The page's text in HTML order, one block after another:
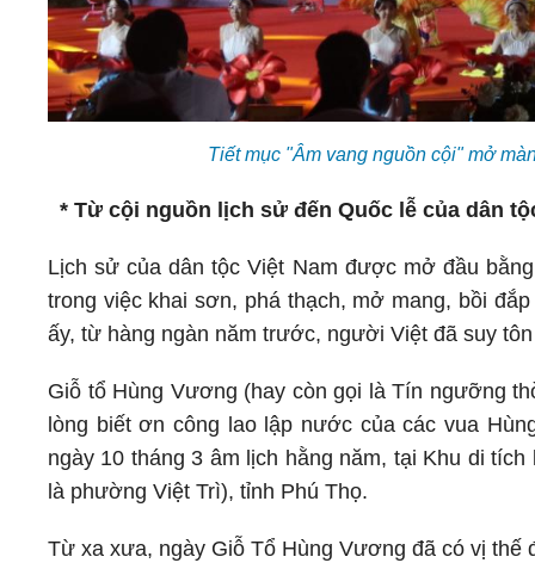
Tiết mục "Âm vang nguồn cội" mở
* Từ cội nguồn lịch sử đến Quốc lễ của dân
Lịch sử của dân tộc Việt Nam được mở đầu
trong việc khai sơn, phá thạch, mở mang, bồi
ấy, từ hàng ngàn năm trước, người Việt đã suy
Giỗ tổ Hùng Vương (hay còn gọi là Tín ngưỡng
lòng biết ơn công lao lập nước của các vua
ngày 10 tháng 3 âm lịch hằng năm, tại Khu di
là phường Việt Trì), tỉnh Phú Thọ.
Từ xa xưa, ngày Giỗ Tổ Hùng Vương đã có vị